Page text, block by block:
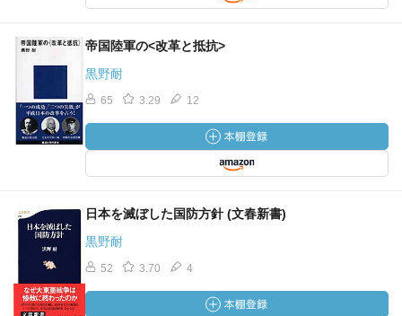
帝国陸軍の<改革と抵抗>
黒野耐
65 3.29 12
日本を滅ぼした国防方針 (文春新書)
黒野耐
52 3.70 4